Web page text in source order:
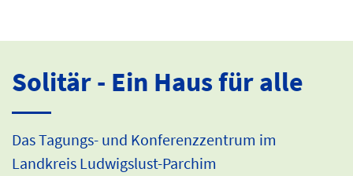
Solitär - Ein Haus für alle
Das Tagungs- und Konferenzzentrum im
Landkreis Ludwigslust-Parchim